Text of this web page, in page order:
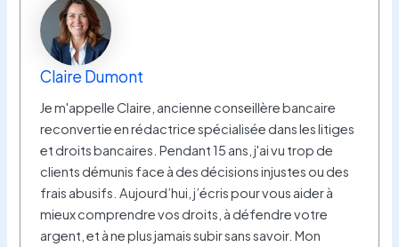
Claire Dumont
Je m'appelle Claire, ancienne conseillère bancaire
reconvertie en rédactrice spécialisée dans les litiges
et droits bancaires. Pendant 15 ans, j'ai vu trop de
clients démunis face à des décisions injustes ou des
frais abusifs. Aujourd’hui, j’écris pour vous aider à
mieux comprendre vos droits, à défendre votre
argent, et à ne plus jamais subir sans savoir. Mon